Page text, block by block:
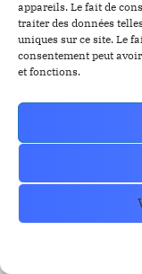
appareils. Le fait de
traiter des données
uniques sur ce site. Le
consentement peut
et fonctions.Bullrun